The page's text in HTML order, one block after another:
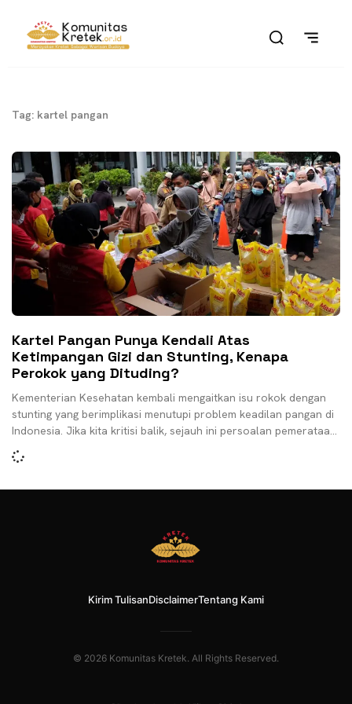
Tag: kartel pangan
Kartel Pangan Punya Kendali Atas
Ketimpangan Gizi dan Stunting, Kenapa
Perokok yang Dituding?
Kementerian Kesehatan kembali mengaitkan isu rokok dengan
stunting yang berimplikasi menutupi problem keadilan pangan di
Indonesia. Jika kita kritisi balik, sejauh ini persoalan pemerataan
gizi
Kirim TulisanDisclaimerTentang Kami
© 2026 Komunitas Kretek. All Rights Reserved.